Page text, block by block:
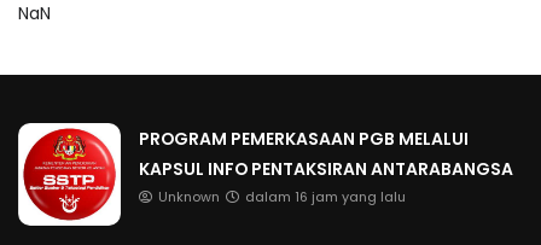
NaN
PROGRAM PEMERKASAAN PGB MELALUI
KAPSUL INFO PENTAKSIRAN ANTARABANGSA
Unknown dalam 16 jam yang lalu